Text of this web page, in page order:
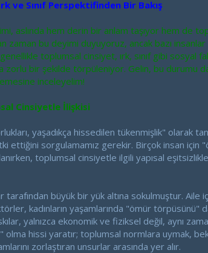
ve Sınıf Perspektifinden Bir Bakış
aslında hem derin bir anlam taşıyor hem de
zaman bu deyimi duyuyoruz, ancak bazı
toplumsal cinsiyet, ırk, sınıf gibi sosyal
zorlu bir şekilde törpüleniyor. Gelin, bu durumu
inceleyelim!
Cinsiyetle İlişkisi
yaşadıkça hissedilen tükenmişlik" olarak
ettiğini sorgulamamız gerekir. Birçok insan
toplumsal cinsiyetle ilgili yapısal
tarafından büyük bir yük altına sokulmuştur. Aile
kadınların yaşamlarında "ömür
yalnızca ekonomik ve fiziksel değil, aynı
hissi yaratır; toplumsal normlara uymak,
zorlaştıran unsurlar arasında yer alır.